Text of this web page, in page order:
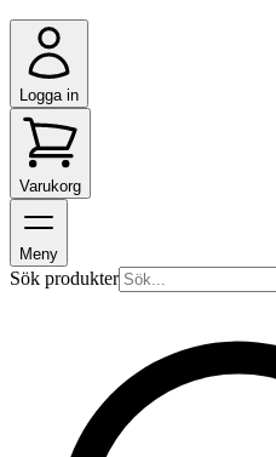
Logga in
Varukorg
Meny
Sök produkter